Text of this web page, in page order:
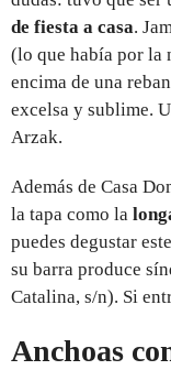
de fiesta a casa.
(lo que había por la
encima de una
excelsa y sublime.
Arzak.
Además de Casa
la tapa como la
puedes degustar
su barra produce
Catalina, s/n). Si
Anchoas